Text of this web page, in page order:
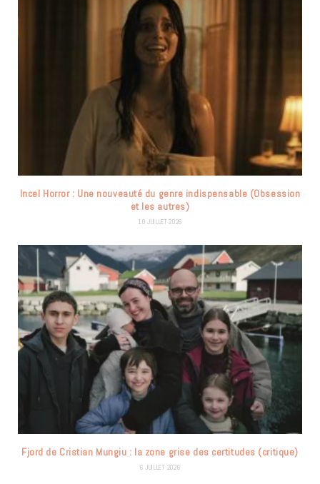
Incel Horror : Une nouveauté du genre indispensable (Obsession
et les autres)
10 JUILLET 2026
Fjord de Cristian Mungiu : la zone grise des certitudes (critique)
6 JUILLET 2026